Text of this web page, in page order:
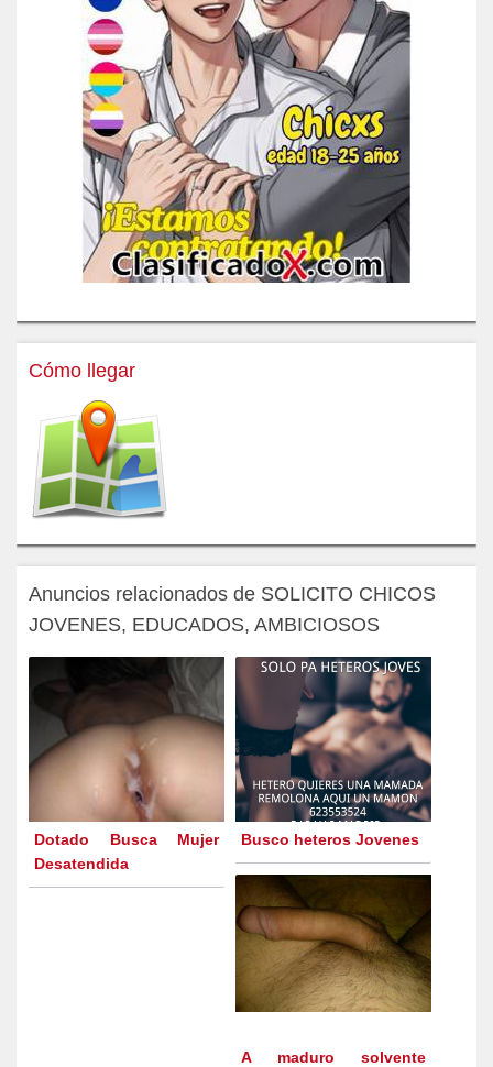
Cómo llegar
Anuncios relacionados de SOLICITO CHICOS
JOVENES, EDUCADOS, AMBICIOSOS
Dotado Busca Mujer
Desatendida
Busco heteros Jovenes
A maduro solvente